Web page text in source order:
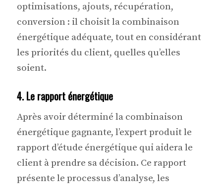
optimisations, ajouts, récupération,
conversion : il choisit la combinaison
énergétique adéquate, tout en considérant
les priorités du client, quelles qu’elles
soient.
4. Le rapport énergétique
Après avoir déterminé la combinaison
énergétique gagnante, l’expert produit le
rapport d’étude énergétique qui aidera le
client à prendre sa décision. Ce rapport
présente le processus d’analyse, les